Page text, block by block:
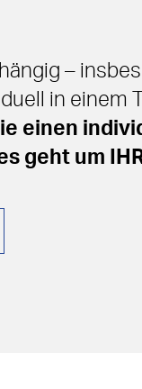
–
in einem
einen
geht um